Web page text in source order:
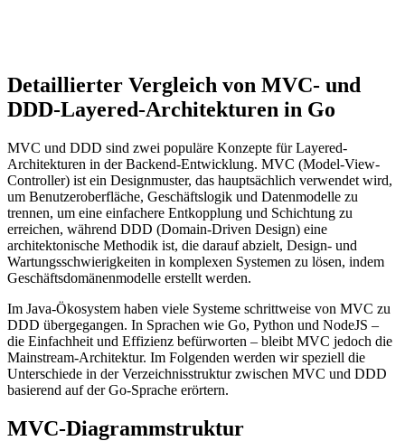
Detaillierter Vergleich von MVC- und
DDD-Layered-Architekturen in Go
MVC und DDD sind zwei populäre Konzepte für Layered-
Architekturen in der Backend-Entwicklung. MVC (Model-View-
Controller) ist ein Designmuster, das hauptsächlich verwendet wird,
um Benutzeroberfläche, Geschäftslogik und Datenmodelle zu
trennen, um eine einfachere Entkopplung und Schichtung zu
erreichen, während DDD (Domain-Driven Design) eine
architektonische Methodik ist, die darauf abzielt, Design- und
Wartungsschwierigkeiten in komplexen Systemen zu lösen, indem
Geschäftsdomänenmodelle erstellt werden.
Im Java-Ökosystem haben viele Systeme schrittweise von MVC zu
DDD übergegangen. In Sprachen wie Go, Python und NodeJS –
die Einfachheit und Effizienz befürworten – bleibt MVC jedoch die
Mainstream-Architektur. Im Folgenden werden wir speziell die
Unterschiede in der Verzeichnisstruktur zwischen MVC und DDD
basierend auf der Go-Sprache erörtern.
MVC-Diagrammstruktur